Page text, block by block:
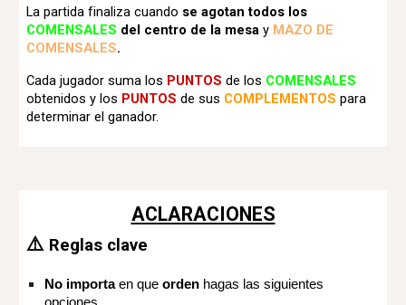
La partida finaliza cuando se agotan todos los
COMENSALES del centro de la mesa y MAZO DE
COMENSALES.
Cada jugador suma los PUNTOS de los COMENSALES
obtenidos y los PUNTOS de sus COMPLEMENTOS para
determinar el ganador.
ACLARACIONES
⚠️ Reglas clave
No importaen queorden hagas las siguientes